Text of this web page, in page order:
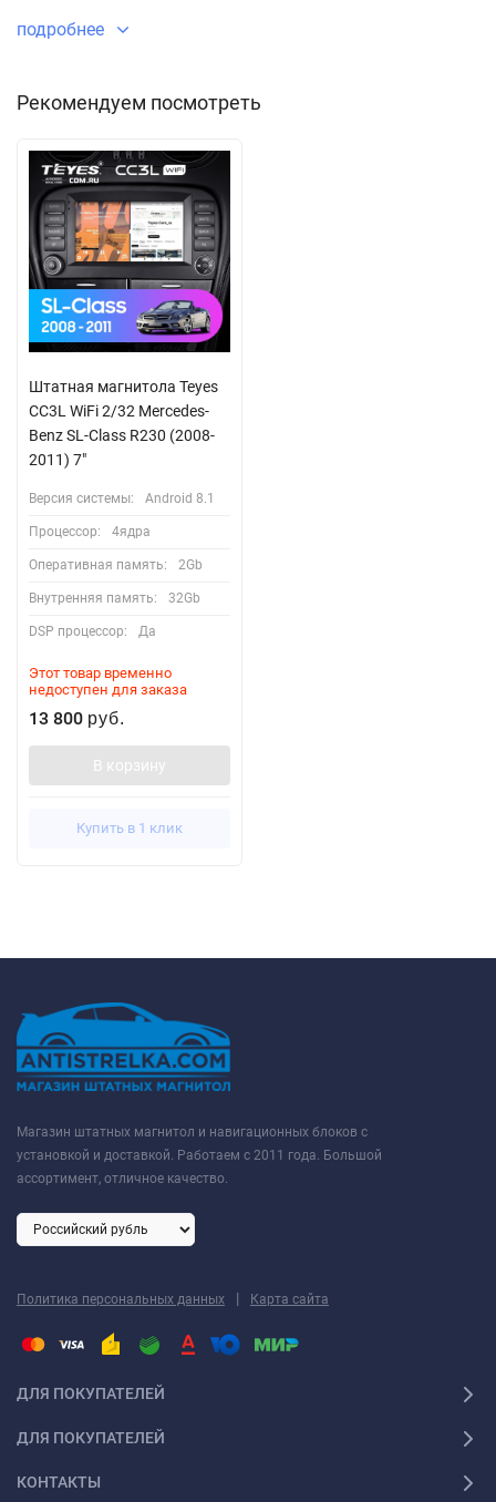
подробнее
Рекомендуем посмотреть
Штатная магнитола Teyes
CC3L WiFi 2/32 Mercedes-
Benz SL-Class R230 (2008-
2011) 7"
Версия системы: Android 8.1
Процессор: 4ядра
Оперативная память: 2Gb
Внутренняя память: 32Gb
DSP процессор: Да
Этот товар временно
недоступен для заказа
13 800 руб.
В корзину
Купить в 1 клик
Магазин штатных магнитол и навигационных блоков с
установкой и доставкой. Работаем с 2011 года. Большой
ассортимент, отличное качество.
Политика персональных данных | Карта сайта
ДЛЯ ПОКУПАТЕЛЕЙ
ДЛЯ ПОКУПАТЕЛЕЙ
КОНТАКТЫ